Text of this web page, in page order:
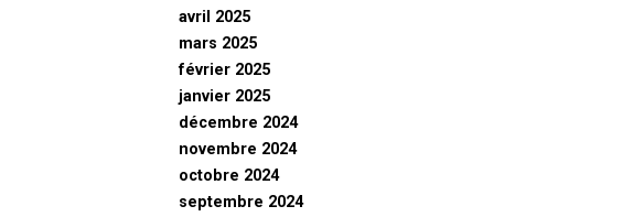
avril 2025
mars 2025
février 2025
janvier 2025
décembre 2024
novembre 2024
octobre 2024
septembre 2024